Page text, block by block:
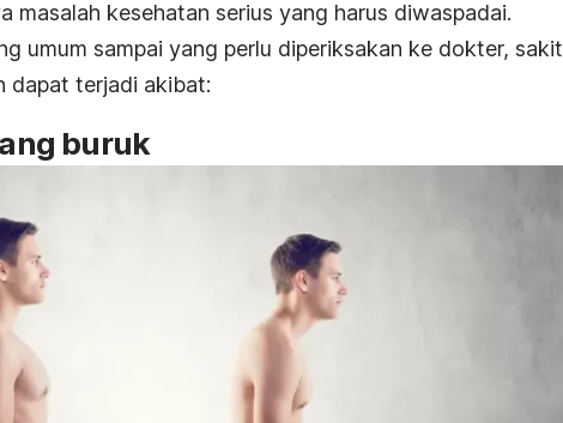
masalah kesehatan serius yang harus diwaspadai.
umum sampai yang perlu diperiksakan ke dokter, sakit
dapat terjadi akibat:
buruk